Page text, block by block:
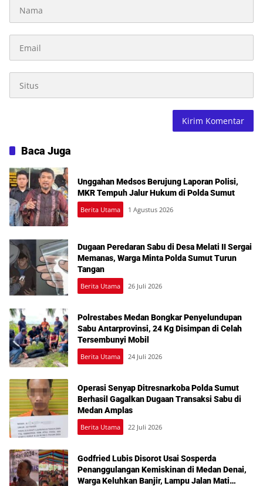
Baca Juga
Unggahan Medsos Berujung Laporan Polisi,
MKR Tempuh Jalur Hukum di Polda Sumut
Berita Utama 1 Agustus 2026
Dugaan Peredaran Sabu di Desa Melati II Sergai
Memanas, Warga Minta Polda Sumut Turun
Tangan
Berita Utama 26 Juli 2026
Polrestabes Medan Bongkar Penyelundupan
Sabu Antarprovinsi, 24 Kg Disimpan di Celah
Tersembunyi Mobil
Berita Utama 24 Juli 2026
Operasi Senyap Ditresnarkoba Polda Sumut
Berhasil Gagalkan Dugaan Transaksi Sabu di
Medan Amplas
Berita Utama 22 Juli 2026
Godfried Lubis Disorot Usai Sosperda
Penanggulangan Kemiskinan di Medan Denai,
Warga Keluhkan Banjir, Lampu Jalan Mati